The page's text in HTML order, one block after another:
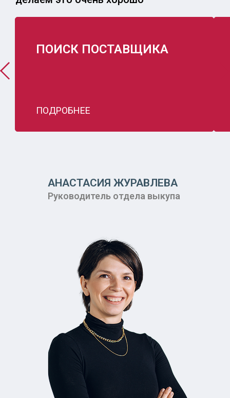
ПОИСК ПОСТАВЩИКА
ПОДРОБНЕЕ
АНАСТАСИЯ ЖУРАВЛЕВА
Руководитель отдела выкупа